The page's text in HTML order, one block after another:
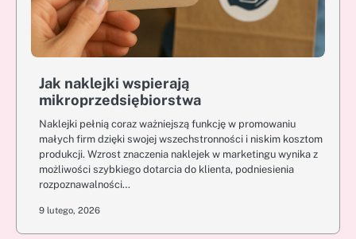
Jak naklejki wspierają
mikroprzedsiębiorstwa
Naklejki pełnią coraz ważniejszą funkcję w promowaniu
małych firm dzięki swojej wszechstronności i niskim kosztom
produkcji. Wzrost znaczenia naklejek w marketingu wynika z
możliwości szybkiego dotarcia do klienta, podniesienia
rozpoznawalności…
9 lutego, 2026